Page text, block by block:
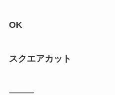
OK
スクエアカット
⸻